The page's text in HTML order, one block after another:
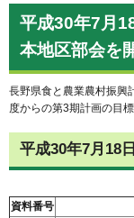
平成30年7月
本地区部会を
長野県食と農業農村振興
度からの第3期計画の目
平成30年7月18
資料番号